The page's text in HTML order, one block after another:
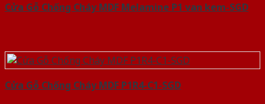
Cửa Gỗ Chống Cháy MDF Melamine P1 van kem-SGD
Cửa Gỗ Chống Cháy MDF P1R4-C1-SGD